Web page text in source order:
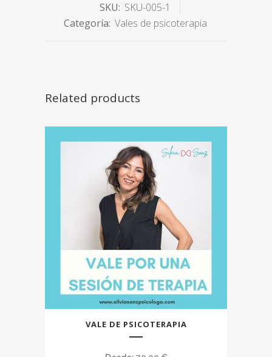
SKU: SKU-005-1
Categoría: Vales de psicoterapia
Related products
VALE DE PSICOTERAPIA